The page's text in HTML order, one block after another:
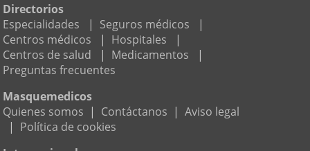
Directorios
Especialidades
| Seguros médicos
|
Centros médicos
| Hospitales
|
Centros de salud
| Medicamentos
|
Preguntas frecuentes
Masquemedicos
Quienes somos | Contáctanos | Aviso legal
| Política de cookies